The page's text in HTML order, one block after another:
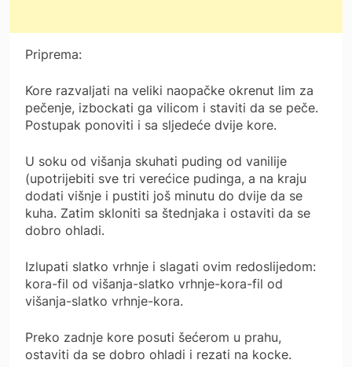
Priprema:
Kore razvaljati na veliki naopačke okrenut lim za
pečenje, izbockati ga vilicom i staviti da se peče.
Postupak ponoviti i sa sljedeće dvije kore.
U soku od višanja skuhati puding od vanilije
(upotrijebiti sve tri verećice pudinga, a na kraju
dodati višnje i pustiti još minutu do dvije da se
kuha. Zatim skloniti sa štednjaka i ostaviti da se
dobro ohladi.
Izlupati slatko vrhnje i slagati ovim redoslijedom:
kora-fil od višanja-slatko vrhnje-kora-fil od
višanja-slatko vrhnje-kora.
Preko zadnje kore posuti šećerom u prahu,
ostaviti da se dobro ohladi i rezati na kocke.